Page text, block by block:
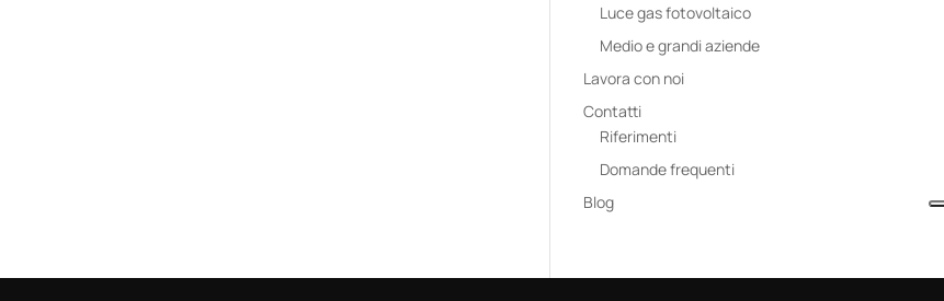
Luce gas fotovoltaico
Medio e grandi aziende
Lavora con noi
Contatti
Riferimenti
Domande frequenti
Blog